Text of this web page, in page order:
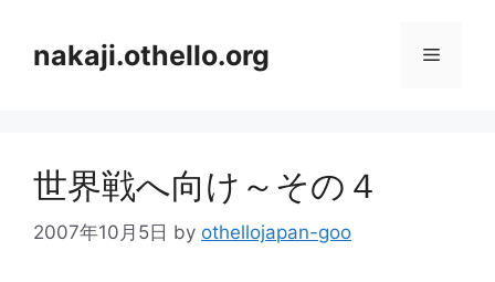
nakaji.othello.org メ
世界戦へ向け～その４
2007年10月5日 by othellojapan-goo